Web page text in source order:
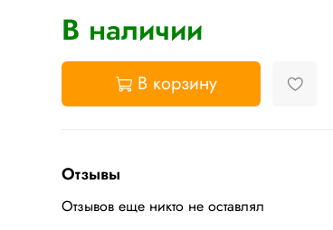
В наличии
В корзину
Отзывы
Отзывов еще никто не оставлял